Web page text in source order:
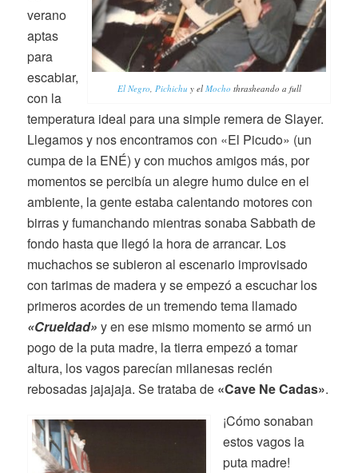
El Negro Pichichu y el Mocho thrasheando a full
verano
aptas
para
escabiar,
con la
temperatura ideal para una simple remera de Slayer.
Llegamos y nos encontramos con «El Picudo» (un
cumpa de la ENÉ) y con muchos amigos más, por
momentos se percibía un alegre humo dulce en el
ambiente, la gente estaba calentando motores con
birras y fumanchando mientras sonaba Sabbath de
fondo hasta que llegó la hora de arrancar. Los
muchachos se subieron al escenario improvisado
con tarimas de madera y se empezó a escuchar los
primeros acordes de un tremendo tema llamado
«Crueldad» y en ese mismo momento se armó un
pogo de la puta madre, la tierra empezó a tomar
altura, los vagos parecían milanesas recién
rebosadas jajajaja. Se trataba de«Cave Ne Cadas».
¡Cómo sonaban
estos vagos la
puta madre!